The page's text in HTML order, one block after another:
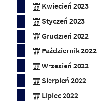
Kwiecień 2023
Styczeń 2023
Grudzień 2022
Październik 2022
Wrzesień 2022
Sierpień 2022
Lipiec 2022